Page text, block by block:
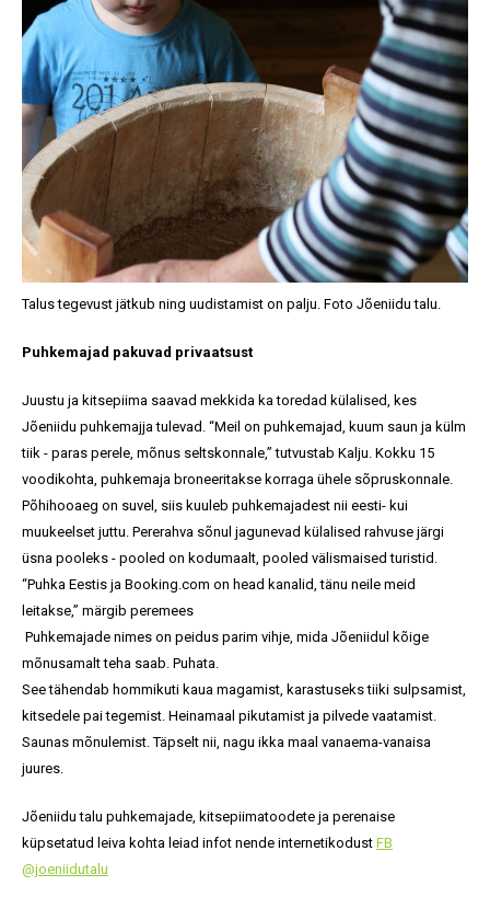
Talus tegevust jätkub ning uudistamist on palju. Foto Jõeniidu talu.
Puhkemajad pakuvad privaatsust
Juustu ja kitsepiima saavad mekkida ka toredad külalised, kes
Jõeniidu puhkemajja tulevad. “Meil on puhkemajad, kuum saun ja külm
tiik - paras perele, mõnus seltskonnale,” tutvustab Kalju. Kokku 15
voodikohta, puhkemaja broneeritakse korraga ühele sõpruskonnale.
Põhihooaeg on suvel, siis kuuleb puhkemajadest nii eesti- kui
muukeelset juttu. Pererahva sõnul jagunevad külalised rahvuse järgi
üsna pooleks - pooled on kodumaalt, pooled välismaised turistid.
“Puhka Eestis ja Booking.com on head kanalid, tänu neile meid
leitakse,” märgib peremees
Puhkemajade nimes on peidus parim vihje, mida Jõeniidul kõige
mõnusamalt teha saab. Puhata.
See tähendab hommikuti kaua magamist, karastuseks tiiki sulpsamist,
kitsedele pai tegemist. Heinamaal pikutamist ja pilvede vaatamist.
Saunas mõnulemist. Täpselt nii, nagu ikka maal vanaema-vanaisa
juures.
Jõeniidu talu puhkemajade, kitsepiimatoodete ja perenaise
küpsetatud leiva kohta leiad infot nende internetikodust FB
@joeniidutalu